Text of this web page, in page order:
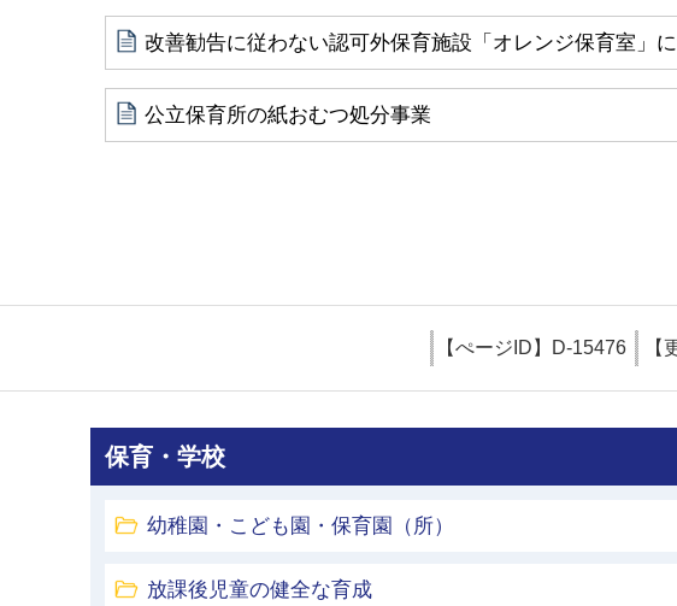
改善勧告に従わない認可外保育施設「オレンジ保育室」
公立保育所の紙おむつ処分事業
【ぺージID】 D-15476 【
保育・学校
幼稚園・こども園・保育園（所）
放課後児童の健全な育成